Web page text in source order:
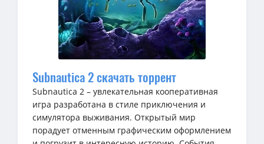
Subnautica 2 скачать торрент
Subnautica 2 – увлекательная кооперативная
игра разработана в стиле приключения и
симулятора выживания. Открытый мир
порадует отменным графическим оформлением